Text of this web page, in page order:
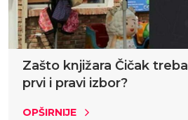
Zašto knjižara Čičak
prvi i pravi izbor?
OPŠIRNIJE